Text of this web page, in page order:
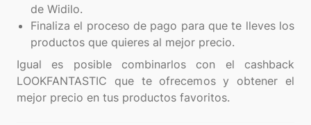
de Widilo.
Finaliza el proceso de pago para que te lleves los
productos que quieres al mejor precio.
Igual es posible combinarlos con el cashback
LOOKFANTASTIC que te ofrecemos y obtener el